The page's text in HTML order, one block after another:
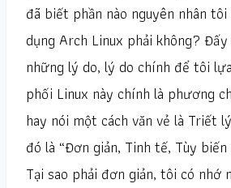
đã biết phần nào nguyên nhân
dụng Arch Linux phải không?
những lý do, lý do chính để tôi
phối Linux này chính là phương
hay nói một cách văn vẻ là Triết
đó là “Đơn giản, Tinh tế, Tùy biến
Tại sao phải đơn giản, tôi có nhớ